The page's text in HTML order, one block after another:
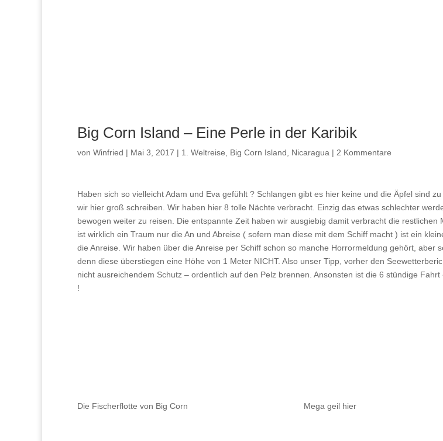
Big Corn Island – Eine Perle in der Karibik
von Winfried | Mai 3, 2017 | 1. Weltreise Big Corn Island Nicaragua | 2 Kommentare
Haben sich so vielleicht Adam und Eva gefühlt ? Schlangen gibt es hier keine und die Äpfel sind
wir hier groß schreiben. Wir haben hier 8 tolle Nächte verbracht. Einzig das etwas schlechter
bewogen weiter zu reisen. Die entspannte Zeit haben wir ausgiebig damit verbracht die
ist wirklich ein Traum nur die An und Abreise ( sofern man diese mit dem Schiff macht ) ist ein
die Anreise. Wir haben über die Anreise per Schiff schon so manche Horrormeldung gehört, aber
denn diese überstiegen eine Höhe von 1 Meter NICHT. Also unser Tipp, vorher den
nicht ausreichendem Schutz – ordentlich auf den Pelz brennen. Ansonsten ist die 6 stündige
!
Die Fischerflotte von Big Corn Mega geil hier